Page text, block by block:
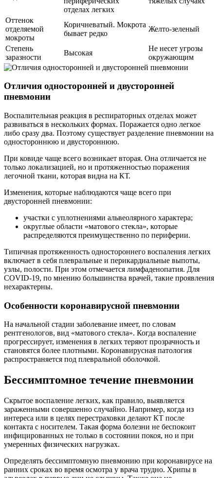
отделах легких
Оттенок
отделяемой
мокроты
Коричневатый. Мокрота
бывает редко
Желто-зеленый
Степень
заразности
Высокая
Не несет угрозы
окружающим
Отличия односторонней и двусторонней
пневмонии
Воспалительная реакция в респираторных отделах может
развиваться в нескольких формах. Поражается одно легкое
либо сразу два. Поэтому существует разделение пневмонии на
одностороннюю и двустороннюю.
При ковиде чаще всего возникает вторая. Она отличается не
только локализацией, но и протяженностью поражения
легочной ткани, которая видна на КТ.
Изменения, которые наблюдаются чаще всего при
двусторонней пневмонии:
участки с уплотнениями альвеолярного характера;
округлые области «матового стекла», которые
распределяются преимущественно по периферии.
Типичная протяженность одностороннего воспаления легких
включает в себя плевральные и перикардиальные выпоты,
узлы, полости. При этом отмечается лимфаденопатия. Для
COVID-19, по мнению большинства врачей, такие проявления
нехарактерны.
Особенности коронавирусной пневмонии
На начальной стадии заболевание имеет, по словам
рентгенологов, вид «матового стекла». Когда воспаление
прогрессирует, изменения в легких теряют прозрачность и
становятся более плотными. Коронавирусная патология
распространяется под плевральной оболочкой.
Бессимптомное течение пневмонии
Скрытое воспаление легких, как правило, выявляется
зараженными совершенно случайно. Например, когда из
интереса или в целях перестраховки делают КТ после
контакта с носителем. Такая форма болезни не беспокоит
инфицированных не только в состоянии покоя, но и при
умеренных физических нагрузках.
Определять бессимптомную пневмонию при коронавирусе на
ранних сроках во время осмотра у врача трудно. Хрипы в